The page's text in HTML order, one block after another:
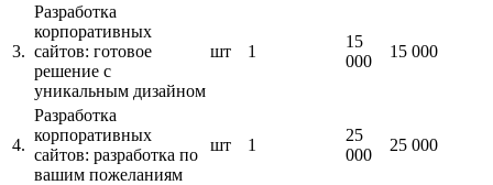
3.
Разработка
корпоративных
сайтов: готовое
решение с
уникальным дизайном
шт 1
15
000
15 000
4.
Разработка
корпоративных
сайтов: разработка по
вашим пожеланиям
шт 1
25
000
25 000